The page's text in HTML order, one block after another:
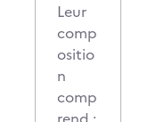
Leur
comp
ositio
n
comp